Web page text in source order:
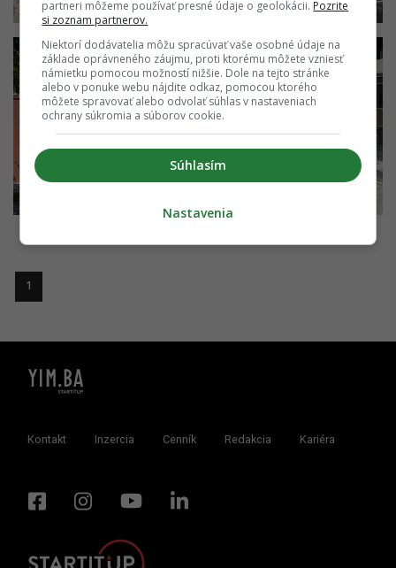
1
Kontakt Inzercia Cenník Redakcia Kariéra
partneri môžeme používať presné údaje o geolokácii. Pozrite
si zoznam partnerov.
Niektorí dodávatelia môžu spracúvať vaše osobné údaje na
základe oprávneného záujmu, proti ktorému môžete vzniesť
námietku pomocou možností nižšie. Dole na tejto stránke
alebo v ponuke webu nájdite odkaz, pomocou ktorého
môžete spravovať alebo odvolať súhlas v nastaveniach
ochrany súkromia a súborov cookie.
Súhlasím
Nastavenia